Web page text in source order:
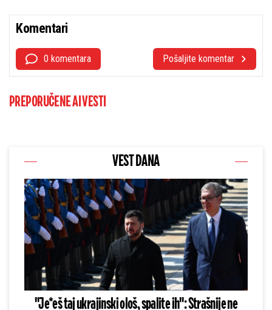
Komentari
0 komentara Pošaljite komentar
PREPORUČENE AI VESTI
VEST DANA
"Je*eš taj ukrajinski ološ, spalite ih": Strašnije ne